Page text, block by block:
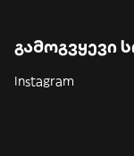
გამოგვყევი
Instagram